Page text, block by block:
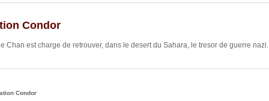
Condor
Chan est charge de retrouver, dans le desert du Sahara, le tresor de guerre nazi.
Condor